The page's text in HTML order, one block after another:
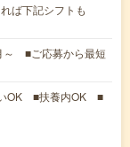
ば下記シフトも
～ ■ご応募から最短
OK ■扶養内OK ■